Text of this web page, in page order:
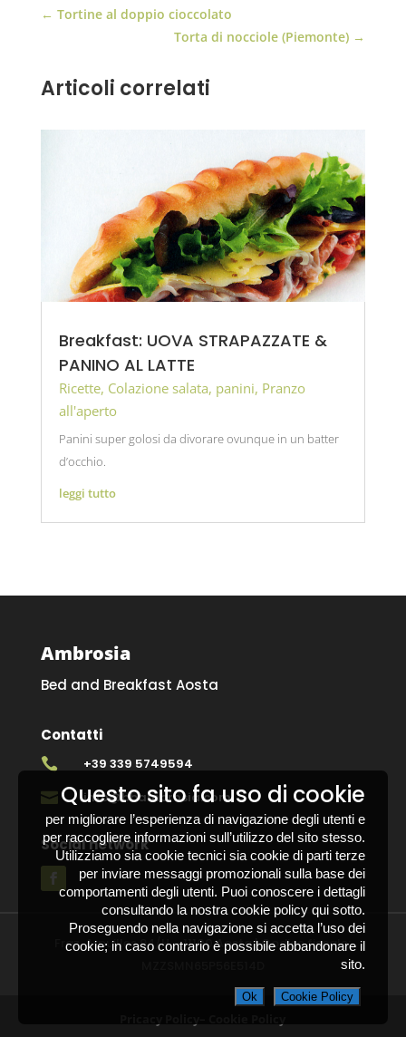
← Tortine al doppio cioccolato
Torta di nocciole (Piemonte) →
Articoli correlati
Breakfast: UOVA STRAPAZZATE &
PANINO AL LATTE
Ricette, Colazione salata, panini, Pranzo
all'aperto
Panini super golosi da divorare ovunque in un batter
d’occhio.
leggi tutto
Ambrosia
Bed and Breakfast Aosta
Contatti

+39 339 5749594

info@bbambrosia.com
Social network
Fraz. Arpuilles 94/H – 11100 Aosta | Codice fiscale:
Questo sito fa uso di cookie
per migliorare l’esperienza di navigazione degli utenti e
per raccogliere informazioni sull’utilizzo del sito stesso.
Utilizziamo sia cookie tecnici sia cookie di parti terze
per inviare messaggi promozionali sulla base dei
comportamenti degli utenti. Puoi conoscere i dettagli
consultando la nostra cookie policy qui sotto.
Proseguendo nella navigazione si accetta l’uso dei
cookie; in caso contrario è possibile abbandonare il
sito.
Ok Cookie Policy